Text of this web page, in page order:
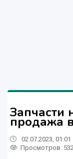
Запчасти
продажа
02.07.2023, 01:01
Просмотров: 532